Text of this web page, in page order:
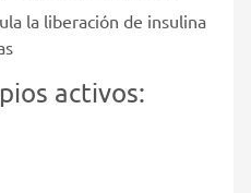
la liberación de insulina
activos: